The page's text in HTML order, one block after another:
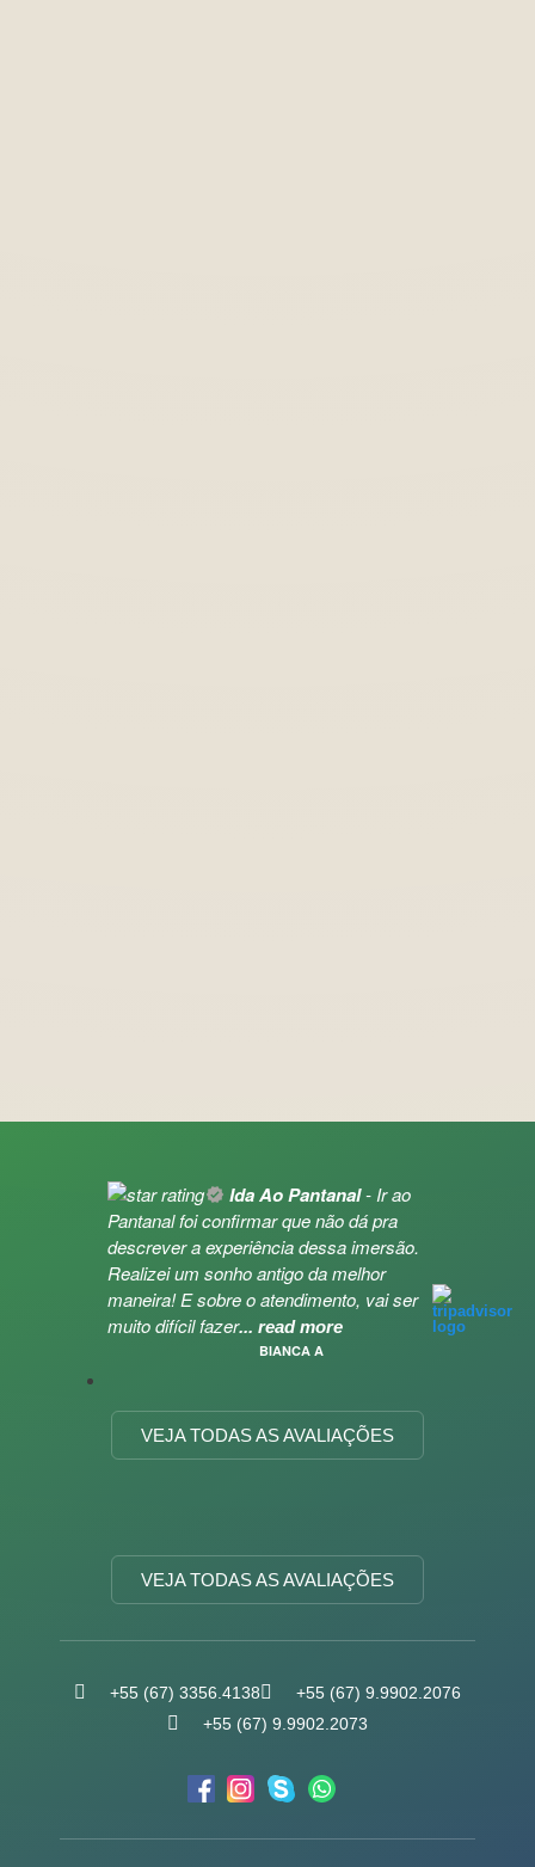
Ida Ao Pantanal- Ir ao
Pantanal foi confirmar que não dá pra
descrever a experiência dessa imersão.
Realizei um sonho antigo da melhor
maneira! E sobre o atendimento, vai ser
muito difícil fazer... read more
BIANCA A
VEJA TODAS AS AVALIAÇÕES
VEJA TODAS AS AVALIAÇÕES
+55 (67) 3356.4138
+55 (67) 9.9902.2076
+55 (67) 9.9902.2073